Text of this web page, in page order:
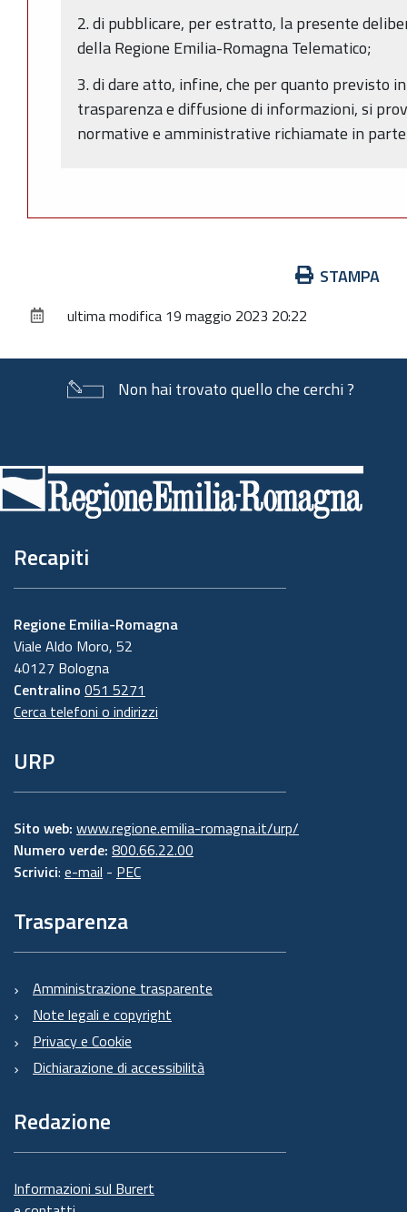
2. di pubblicare, per estratto, la presente
della Regione Emilia-Romagna Telematico;
3. di dare atto, infine, che per quanto previsto
trasparenza e diffusione di informazioni, si
normative e amministrative richiamate in
documento
STAMPA
ultima modifica 19 maggio 2023 20:22
Non hai trovato quello che cerchi ?
di
pagina
Recapiti
Regione Emilia-Romagna
Viale Aldo Moro, 52
40127 Bologna
Centralino 051 5271
Cerca telefoni o indirizzi
URP
Sito web: www.regione.emilia-romagna.it/urp/
Numero verde: 800.66.22.00
Scrivici: e-mail - PEC
Trasparenza
Amministrazione trasparente
Note legali e copyright
Privacy e Cookie
Dichiarazione di accessibilità
Redazione
Informazioni sul Burert